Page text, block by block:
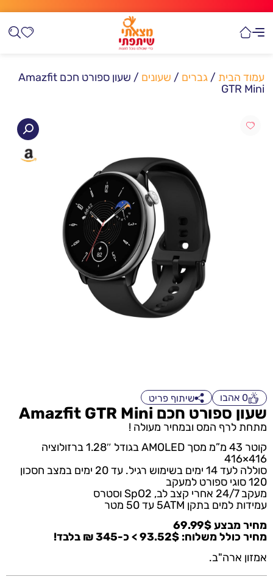
עמוד הבית / גברים / שעונים
/ שעון ספורט חכם Amazfit
GTR Mini
0 אהבו שיתוף פריט
שעון ספורט חכם Amazfit GTR Mini
מתחת לרף המס ובמחיר מעולה !
קוטר 43 מ”מ מסך AMOLED בגודל 1.28″ ברזולוציה
416×416
סוללה לעד 14 ימים בשימוש רגיל. עד 20 ימים במצב חסכון
120 סוגי ספורט למעקב
מעקב 24/7 אחרי קצב לב, SpO2 וסטרס
עמידות למים בתקן 5ATM עד 50 מטר
מחיר מבצע 69.99$
מחיר כולל משלוח: 93.52$ > כ-345 ₪ בלבד!
אמזון ארה"ב.